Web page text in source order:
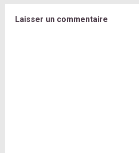
Laisser un commentaire